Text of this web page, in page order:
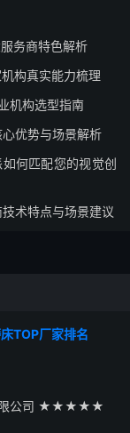
务商特色解析
构真实能力梳理
机构选型指南
优势与场景解析
何匹配您的视觉创
术特点与场景建议
TOP厂家排名
限公司 ★★★★★